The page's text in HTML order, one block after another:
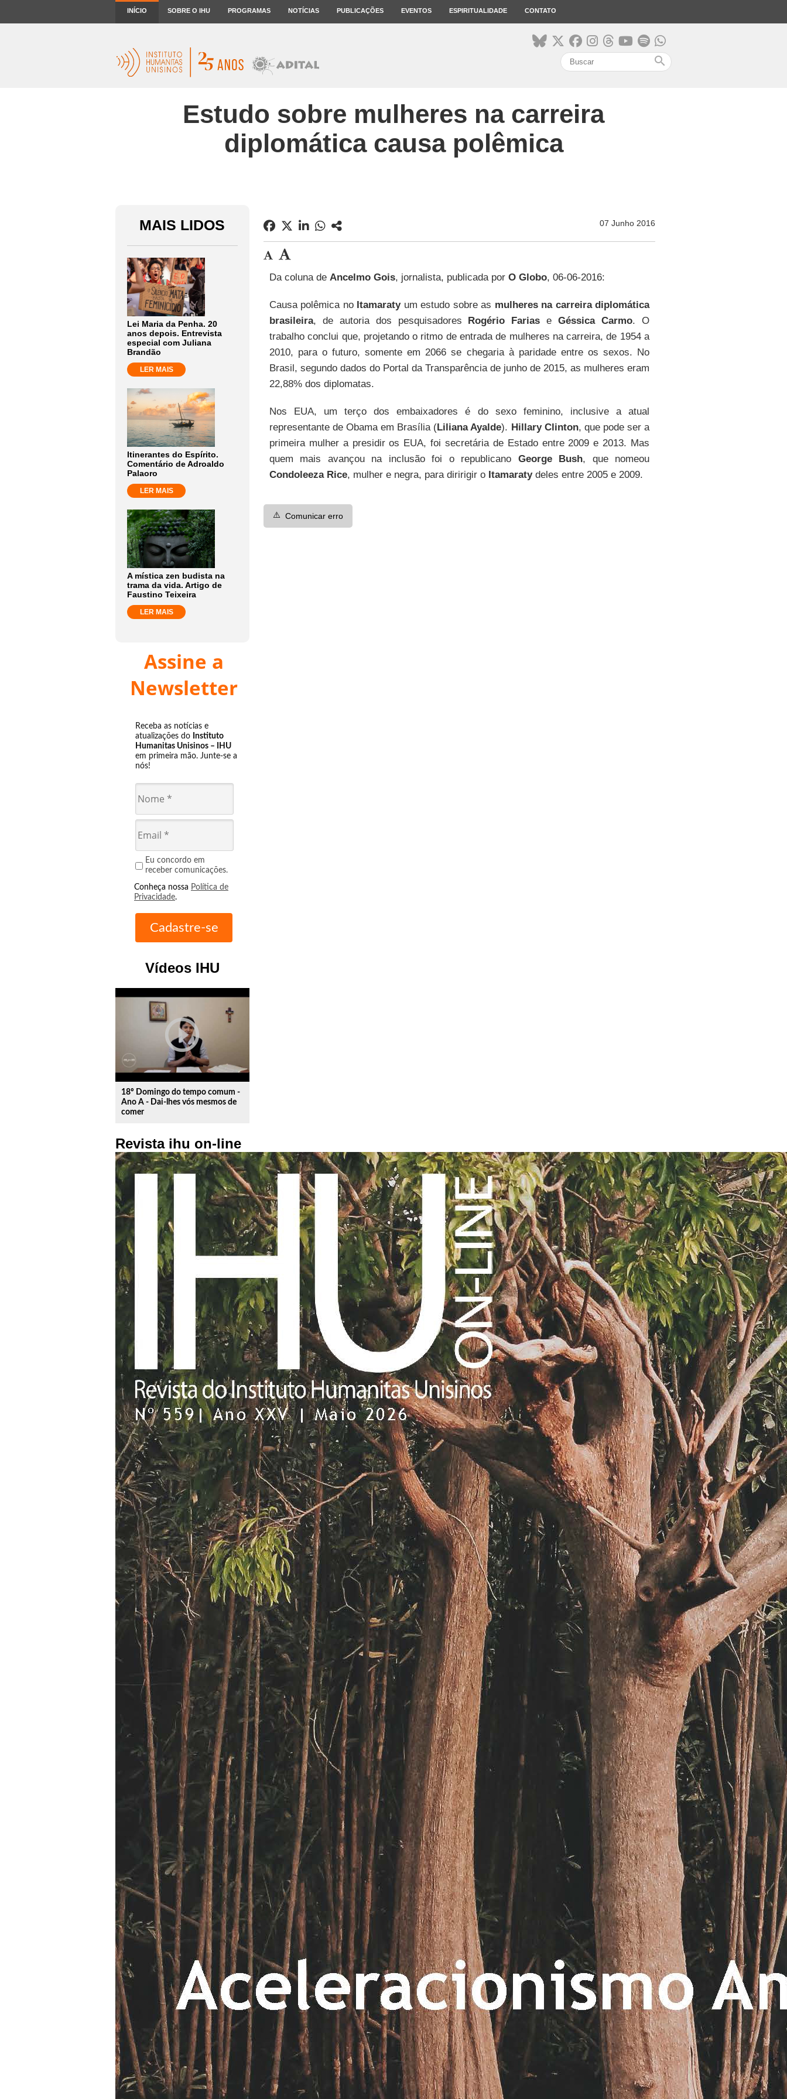
INÍCIO SOBRE O IHU PROGRAMAS NOTÍCIAS PUBLICAÇÕES EVENTOS ESPIRITUALIDADE CONTATO
search
Estudo sobre mulheres na carreira
diplomática causa polêmica
MAIS LIDOS
Lei Maria da Penha. 20
anos depois. Entrevista
especial com Juliana
Brandão
LER MAIS
Itinerantes do Espírito.
Comentário de Adroaldo
Palaoro
LER MAIS
A mística zen budista na
trama da vida. Artigo de
Faustino Teixeira
LER MAIS
Assine a
Newsletter
Receba as notícias e
atualizações do Instituto
Humanitas Unisinos – IHU
em primeira mão. Junte-se a
nós!
Eu concordo em
receber comunicações.
Conheça nossa Política de
Privacidade.
Vídeos IHU
play_circle_outline
18º Domingo do tempo comum -
Ano A - Dai-lhes vós mesmos de
comer
Revista ihu on-line
07 Junho 2016
Da coluna de Ancelmo Gois, jornalista, publicada por O Globo, 06-06-2016:
Causa polêmica no Itamaratyum estudo sobre as mulheres na carreira diplomática
brasileira, de autoria dos pesquisadores Rogério Farias eGéssica Carmo. O
trabalho conclui que, projetando o ritmo de entrada de mulheres na carreira, de 1954 a
2010, para o futuro, somente em 2066 se chegaria à paridade entre os sexos. No
Brasil, segundo dados do Portal da Transparência de junho de 2015, as mulheres eram
22,88% dos diplomatas.
Nos EUA, um terço dos embaixadores é do sexo feminino, inclusive a atual
representante de Obama em Brasília (Liliana Ayalde). Hillary Clinton, que pode ser a
primeira mulher a presidir os EUA, foi secretária de Estado entre 2009 e 2013. Mas
quem mais avançou na inclusão foi o republicano George Bush, que nomeou
Condoleeza Rice, mulher e negra, para diririgir o Itamaratydeles entre 2005 e 2009.
⚠️ Comunicar erro